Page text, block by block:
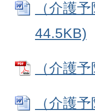
（介護
44.5KB)
（介護
（介護